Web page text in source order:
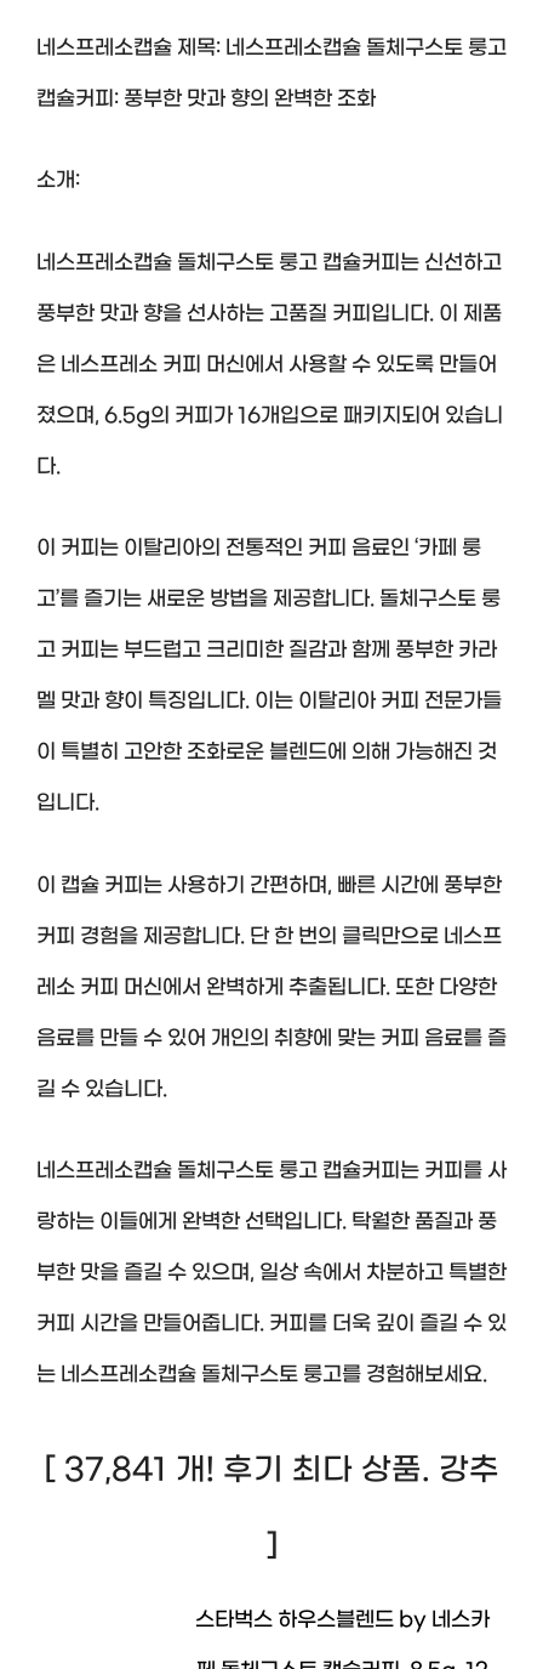
네스프레소캡슐 제목: 네스프레소캡슐 돌체구스토 룽고
캡슐커피: 풍부한 맛과 향의 완벽한 조화
소개:
네스프레소캡슐 돌체구스토 룽고 캡슐커피는 신선하고
풍부한 맛과 향을 선사하는 고품질 커피입니다. 이 제품
은 네스프레소 커피 머신에서 사용할 수 있도록 만들어
졌으며, 6.5g의 커피가 16개입으로 패키지되어 있습니
다.
이 커피는 이탈리아의 전통적인 커피 음료인 ‘카페 룽
고’를 즐기는 새로운 방법을 제공합니다. 돌체구스토 룽
고 커피는 부드럽고 크리미한 질감과 함께 풍부한 카라
멜 맛과 향이 특징입니다. 이는 이탈리아 커피 전문가들
이 특별히 고안한 조화로운 블렌드에 의해 가능해진 것
입니다.
이 캡슐 커피는 사용하기 간편하며, 빠른 시간에 풍부한
커피 경험을 제공합니다. 단 한 번의 클릭만으로 네스프
레소 커피 머신에서 완벽하게 추출됩니다. 또한 다양한
음료를 만들 수 있어 개인의 취향에 맞는 커피 음료를 즐
길 수 있습니다.
네스프레소캡슐 돌체구스토 룽고 캡슐커피는 커피를 사
랑하는 이들에게 완벽한 선택입니다. 탁월한 품질과 풍
부한 맛을 즐길 수 있으며, 일상 속에서 차분하고 특별한
커피 시간을 만들어줍니다. 커피를 더욱 깊이 즐길 수 있
는 네스프레소캡슐 돌체구스토 룽고를 경험해보세요.
[ 37,841 개! 후기 최다 상품. 강추
]
스타벅스 하우스블렌드 by 네스카